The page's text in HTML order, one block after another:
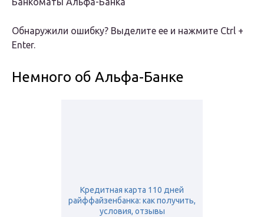
Обнаружили ошибку? Выделите ее и нажмите Ctrl +
Enter.
Немного об Альфа-Банке
Кредитная карта 110 дней
райффайзенбанка: как получить,
условия, отзывы